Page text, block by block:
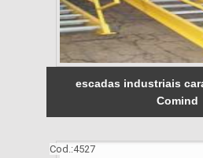
escadas industriais
Comind
Cod.:4527